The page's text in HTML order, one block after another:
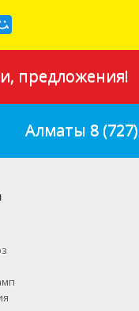
предложения!
Алматы 8